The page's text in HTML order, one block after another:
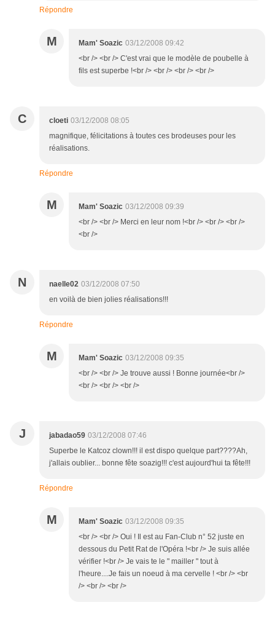
Répondre
M Mam' Soazic 03/12/2008 09:42
<br /> <br /> C'est vrai que le modèle de poubelle à
fils est superbe !<br /> <br /> <br /> <br />
C cloeti 03/12/2008 08:05
magnifique, félicitations à toutes ces brodeuses pour les
réalisations.
Répondre
M Mam' Soazic 03/12/2008 09:39
<br /> <br /> Merci en leur nom !<br /> <br /> <br />
<br />
N naelle02 03/12/2008 07:50
en voilà de bien jolies réalisations!!!
Répondre
M Mam' Soazic 03/12/2008 09:35
<br /> <br /> Je trouve aussi ! Bonne journée<br />
<br /> <br /> <br />
J jabadao59 03/12/2008 07:46
Superbe le Katcoz clown!!! il est dispo quelque part????Ah,
j'allais oublier... bonne fête soazig!!! c'est aujourd'hui ta fête!!!
Répondre
M Mam' Soazic 03/12/2008 09:35
<br /> <br /> Oui ! Il est au Fan-Club n° 52 juste en
dessous du Petit Rat de l'Opéra !<br /> Je suis allée
vérifier !<br /> Je vais te le " mailler " tout à
l'heure....Je fais un noeud à ma cervelle ! <br /> <br
/> <br /> <br />